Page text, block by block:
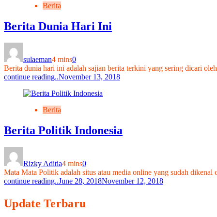
Berita
Berita Dunia Hari Ini
sulaeman4 mins0
Berita dunia hari ini adalah sajian berita terkini yang sering dicari
continue reading..November 13, 2018
Berita
Berita Politik Indonesia
Rizky Aditia4 mins0
Mata Mata Politik adalah situs atau media online yang sudah
continue reading..June 28, 2018November 12, 2018
Update Terbaru